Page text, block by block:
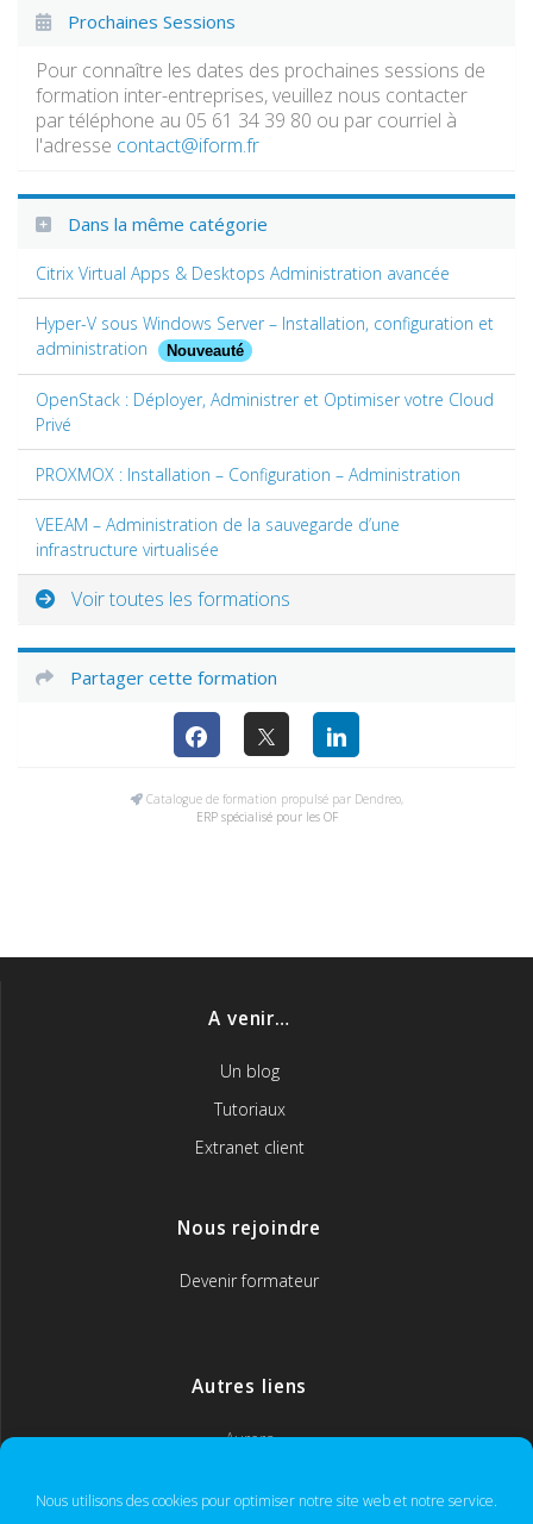
Nous utilisons des cookies pour optimiser notre site web et notre service.
Prochaines Sessions
Pour connaître les dates des prochaines sessions de
formation inter-entreprises, veuillez nous contacter
par téléphone au 05 61 34 39 80 ou par courriel à
l'adresse contact@iform.fr
Dans la même catégorie
Citrix Virtual Apps & Desktops Administration avancée
Hyper-V sous Windows Server – Installation, configuration et
administration
Nouveauté
OpenStack : Déployer, Administrer et Optimiser votre Cloud
Privé
PROXMOX : Installation – Configuration – Administration
VEEAM – Administration de la sauvegarde d’une
infrastructure virtualisée
Voir toutes les formations
Partager cette formation
Catalogue de formation propulsé par Dendreo,
ERP spécialisé pour les OF
A venir…
Un blog
Tutoriaux
Extranet client
Nous rejoindre
Devenir formateur
Autres liens
Aurera